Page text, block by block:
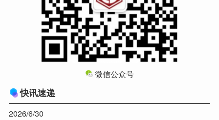
微信公众号
快讯速递
2026/6/30